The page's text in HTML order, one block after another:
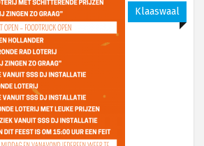
Klaaswaal